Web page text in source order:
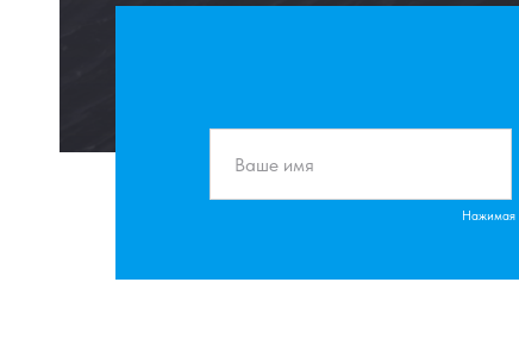
Нажимая